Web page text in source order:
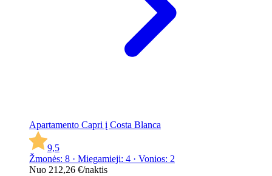
Apartamento Capri į Costa Blanca
9,5
Žmonės: 8 · Miegamieji: 4 · Vonios: 2
Nuo 212,26 €/naktis